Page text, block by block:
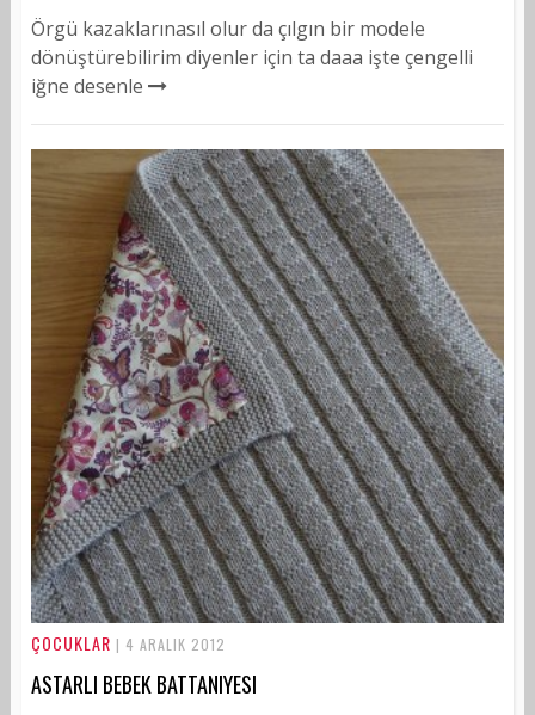
Örgü kazaklarınasıl olur da çılgın bir modele
dönüştürebilirim diyenler için ta daaa işte çengelli
iğne desenle
ÇOCUKLAR | 4 ARALIK 2012
ASTARLI BEBEK BATTANIYESI